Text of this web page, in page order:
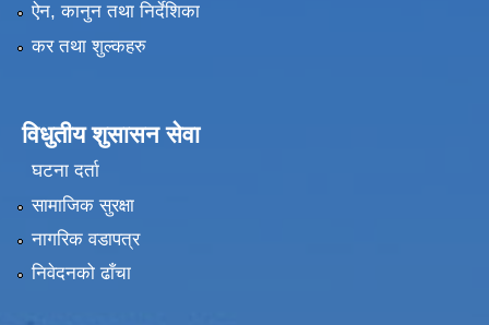
ऐन, कानुन तथा निर्देशिका
कर तथा शुल्कहरु
विधुतीय शुसासन सेवा
घटना दर्ता
सामाजिक सुरक्षा
नागरिक वडापत्र
निवेदनको ढाँचा